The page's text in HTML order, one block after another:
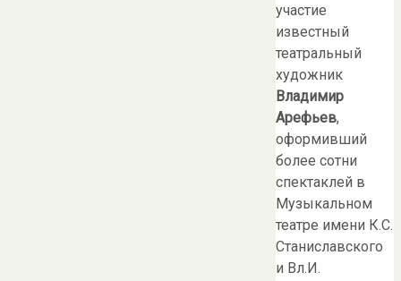
участие
известный
театральный
художник
Владимир
Арефьев,
оформивший
более сотни
спектаклей в
Музыкальном
театре имени К.С.
Станиславского
и Вл.И.